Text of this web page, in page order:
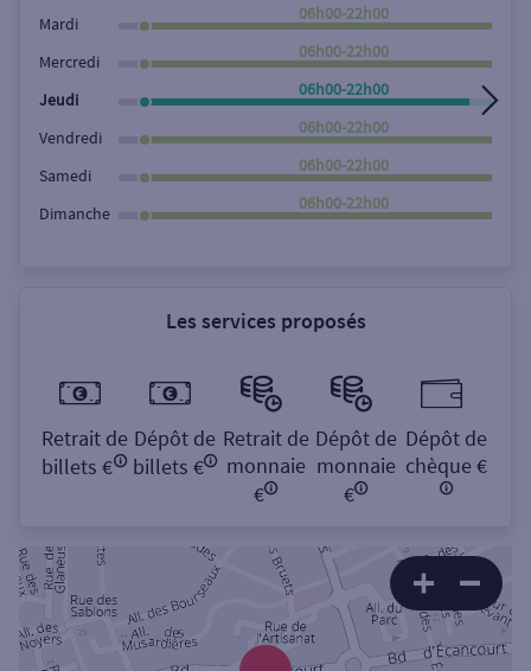
Mardi
06h00-22h00
Mercredi
06h00-22h00
Jeudi
06h00-22h00
Vendredi
06h00-22h00
Samedi
06h00-22h00
Dimanche
06h00-22h00
Les services proposés
Retrait de
billets €
Dépôt de
billets €
Retrait de
monnaie
€
Dépôt de
monnaie
€
Dépôt de
chèque €